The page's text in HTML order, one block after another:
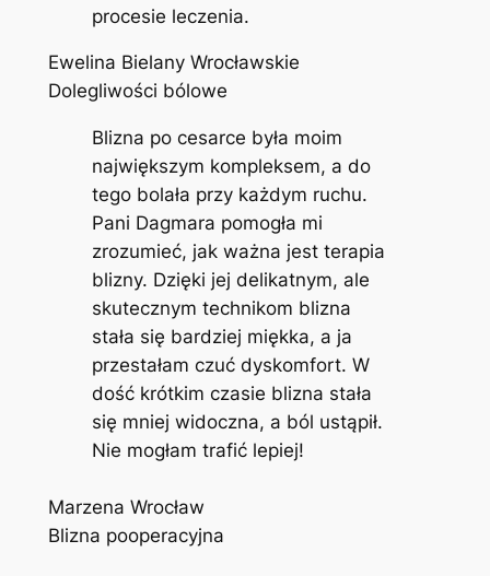
procesie leczenia.
Ewelina Bielany Wrocławskie
Dolegliwości bólowe
Blizna po cesarce była moim
największym kompleksem, a do
tego bolała przy każdym ruchu.
Pani Dagmara pomogła mi
zrozumieć, jak ważna jest terapia
blizny. Dzięki jej delikatnym, ale
skutecznym technikom blizna
stała się bardziej miękka, a ja
przestałam czuć dyskomfort. W
dość krótkim czasie blizna stała
się mniej widoczna, a ból ustąpił.
Nie mogłam trafić lepiej!
Marzena Wrocław
Blizna pooperacyjna